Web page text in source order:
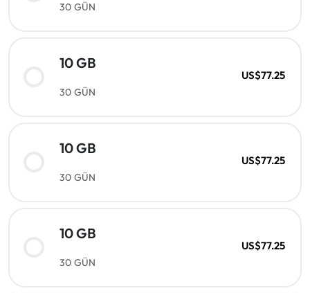
30 GÜN
10 GB
30 GÜN
US$77.25
10 GB
30 GÜN
US$77.25
10 GB
30 GÜN
US$77.25